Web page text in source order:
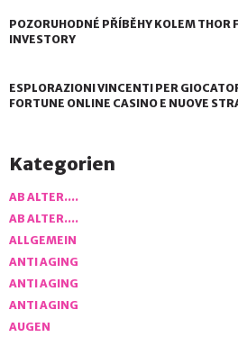
POZORUHODNÉ PŘÍBĚHY KOLEM THOR
INVESTORY
ESPLORAZIONI VINCENTI PER
FORTUNE ONLINE CASINO E NUOVE
Kategorien
AB ALTER….
AB ALTER….
ALLGEMEIN
ANTI AGING
ANTI AGING
ANTI AGING
AUGEN